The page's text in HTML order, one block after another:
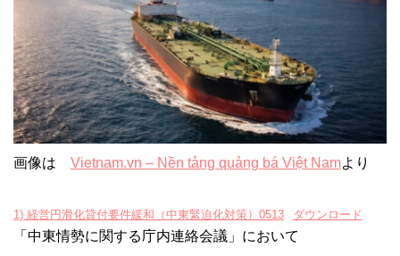
画像は Vietnam.vn – Nền tảng quảng bá Việt Namより
1) 経営円滑化貸付要件緩和（中東緊迫化対策）0513 ダウンロード
「中東情勢に関する庁内連絡会議」において